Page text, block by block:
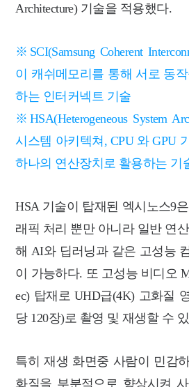
Architecture) 기술을 적용했다.
※SCI(Samsung Coherent
이 캐쉬메모리를 통해 서로 동
하는 인터커넥트 기술
※HSA(Heterogeneous System
시스템 아키텍쳐, CPU 와 GPU
하나의 연산장치로 활용하는 기
HSA 기술이 탑재된 엑시노스9
래픽 처리 뿐만 아니라 일반 연
해 AI와 딥러닝과 같은 고성능
이 가능하다. 또 고성능 비디오
ec) 탑재로 UHD급(4K) 고화질
당 120장)로 촬영 및 재생할 수
특히 재생 화면중 사람이 민감
화질을 부분적으로 향상시켜